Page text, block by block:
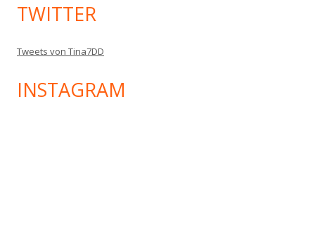
TWITTER
Tweets von Tina7DD
INSTAGRAM